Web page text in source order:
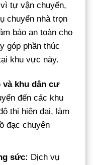
tự vận chuyển,
chuyển nhà trọn
bảo an toàn cho
góp phần thúc
khu vực này.
khu dân cư
đến các khu
thị hiện đại, làm
đạc chuyên
sức: Dịch vụ